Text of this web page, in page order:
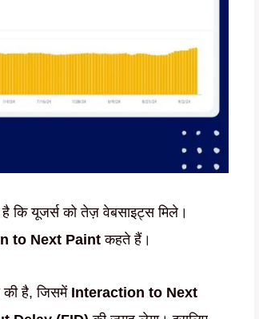
कि यूजर्स को तेज़ वेबसाइट्स मिले।
to Next Paintकहते हैं।
की है, जिसमें Interaction to Next